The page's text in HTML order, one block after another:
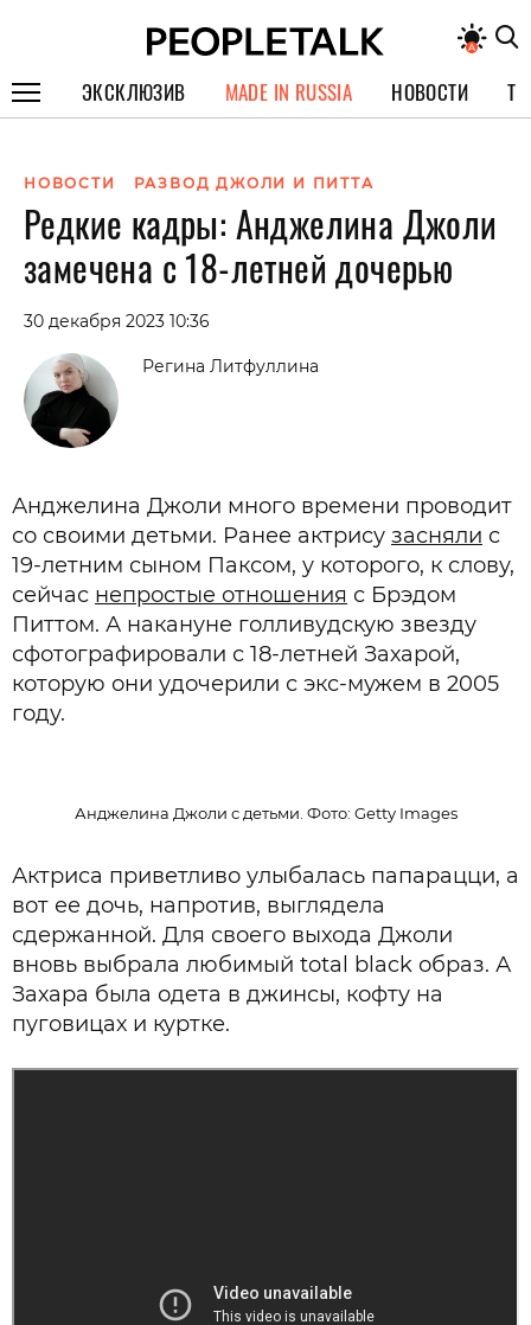
ЭКСКЛЮЗИВ
СПЕЦПРОЕКТЫ
ИНТЕРВЬЮ
ПОКОЛЕНИЕ
MADE IN RUSSIA НОВОСТИ
НОВОСТИ РАЗВОД ДЖОЛИ И ПИТТА
Редкие кадры: Анджелина Джоли
замечена с 18-летней дочерью
30 декабря 2023 10:36
Регина Литфуллина
Анджелина Джоли много времени проводит
со своими детьми. Ранее актрису засняли с
19-летним сыном Паксом, у которого, к слову,
сейчас непростые отношения с Брэдом
Питтом. А накануне голливудскую звезду
сфотографировали с 18-летней Захарой,
которую они удочерили с экс-мужем в 2005
году.
Анджелина Джоли с детьми. Фото: Getty Images
Актриса приветливо улыбалась папарацци, а
вот ее дочь, напротив, выглядела
сдержанной. Для своего выхода Джоли
вновь выбрала любимый total black образ. А
Захара была одета в джинсы, кофту на
пуговицах и куртке.